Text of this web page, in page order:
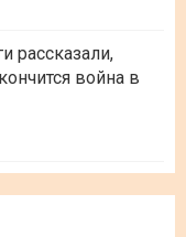
рассказали,
война в